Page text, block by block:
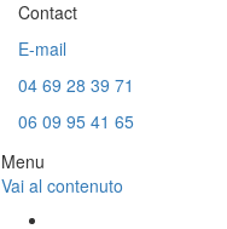
Contact
E-mail
04 69 28 39 71
06 09 95 41 65
Menu
Vai al contenuto